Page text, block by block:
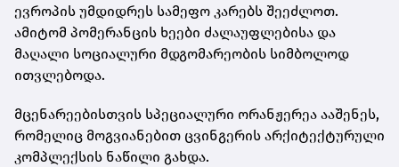
ევროპის უმდიდრეს სამეფო კარებს შეეძლოთ.
ამიტომ პომერანცის ხეები ძალაუფლებისა და
მაღალი სოციალური მდგომარეობის სიმბოლოდ
ითვლებოდა.
მცენარეებისთვის სპეციალური ორანჟერეა ააშენეს,
რომელიც მოგვიანებით ცვინგერის არქიტექტურული
კომპლექსის ნაწილი გახდა.